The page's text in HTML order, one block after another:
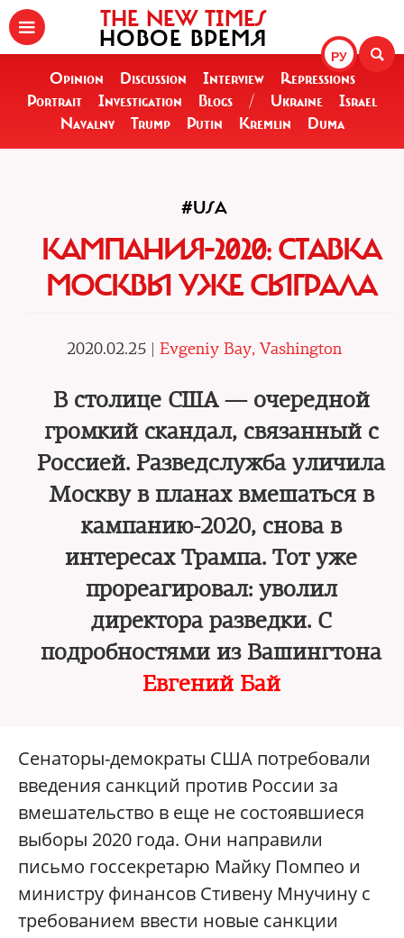
РУ
THE NEW TIMES
НОВОЕ ВРЕМЯ
Opinion Discussion Interview
Repressions
Portrait
Investigation Blogs / Ukraine
Israel
Navalny
Trump Putin Kremlin Duma
#USA
КАМПАНИЯ-2020: СТАВКА
МОСКВЫ УЖЕ СЫГРАЛА
2020.02.25 | Evgeniy Bay, Vashington
В столице США — очередной
громкий скандал, связанный с
Россией. Разведслужба уличила
Москву в планах вмешаться в
кампанию-2020, снова в
интересах Трампа. Тот уже
прореагировал: уволил
директора разведки. С
подробностями из Вашингтона
Евгений Бай
Сенаторы-демократы США потребовали
введения санкций против России за
вмешательство в еще не состоявшиеся
выборы 2020 года. Они направили
письмо госсекретарю Майку Помпео и
министру финансов Стивену Мнучину с
требованием ввести новые санкции